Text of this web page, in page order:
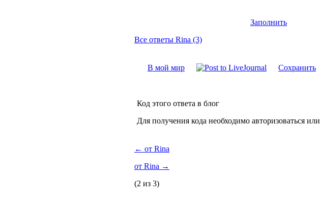
Заполнить
Все ответы Rina (3)
В мой мир Сохранить
Код этого ответа в блог
Для получения кода необходимо авторизоваться или
← от Rina
от Rina →
(2 из 3)